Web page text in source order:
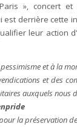
», concert et
est derrière cette
leur action
et à la
et des
auxquels nous
la préservation de